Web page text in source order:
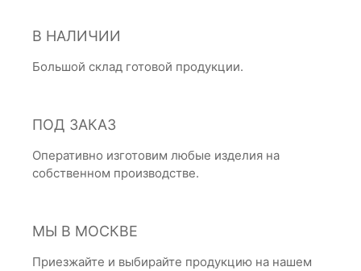
В НАЛИЧИИ
Большой склад готовой продукции.
ПОД ЗАКАЗ
Оперативно изготовим любые изделия на
собственном производстве.
МЫ В МОСКВЕ
Приезжайте и выбирайте продукцию на нашем